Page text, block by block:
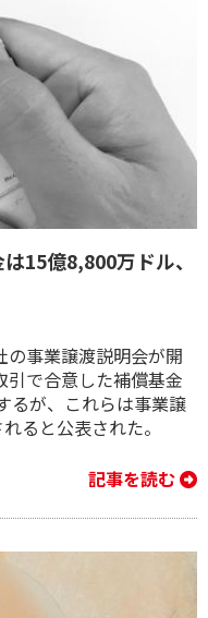
15億8,800万ドル、
の事業譲渡説明会が開
で合意した補償基金
るが、これらは事業譲
ると公表された。
記事を読む